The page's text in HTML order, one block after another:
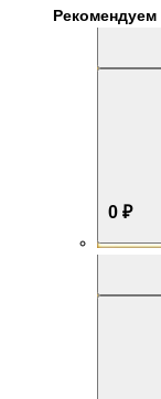
Рекомендуем
0 ₽